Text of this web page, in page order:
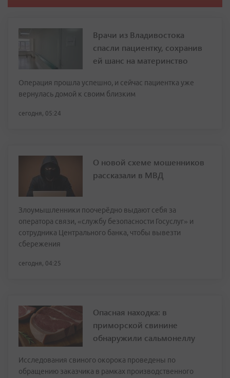
Врачи из Владивостока
спасли пациентку, сохранив
ей шанс на материнство
Операция прошла успешно, и сейчас пациентка уже
вернулась домой к своим близким
сегодня, 05:24
О новой схеме мошенников
рассказали в МВД
Злоумышленники поочерёдно выдают себя за
оператора связи, «службу безопасности Госуслуг» и
сотрудника Центрального банка, чтобы вывезти
сбережения
сегодня, 04:25
Опасная находка: в
приморской свинине
обнаружили сальмонеллу
Исследования свиного окорока проведены по
обращению заказчика в рамках производственного